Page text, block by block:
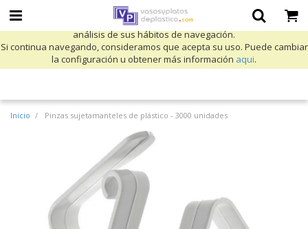
Utilizamos cookies propias y de terceros para mejorar nuestros servicios
y mostrarle publicidad relacionada con sus preferencias mediante el
análisis de sus hábitos de navegación.
Si continua navegando, consideramos que acepta su uso. Puede cambiar
la configuración u obtener más información aqui.
Inicio Pinzas sujetamanteles de plástico - 3000 unidades